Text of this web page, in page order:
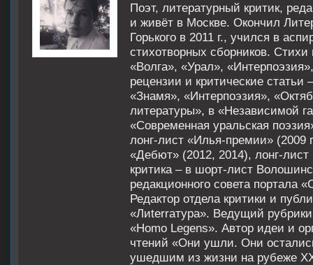
Поэт, литературный критик,
и живёт в Москве. Окончил
Горького в 2011 г., учился в
стихотворных сборников.
«Волга», «Урал»,
рецензии и критические
«Знамя», «Интерпоэзия»,
литературы», в «Независимой
«Современная уральская
лонг-лист «Илья-премии» (2009
«Дебют» (2012, 2014), лонг-
критика – в шорт-лист
редакционного совета портала
Редактор отдела критики и
«Лиterraтура». Ведущий
«Homo Legens». Автор идеи и
чтений «Они ушли. Они
ушедшим из жизни на рубеже